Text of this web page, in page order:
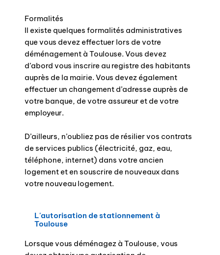
Formalités
Il existe quelques formalités administratives
que vous devez effectuer lors de votre
déménagement à Toulouse. Vous devez
d’abord vous inscrire au registre des habitants
auprès de la mairie. Vous devez également
effectuer un changement d’adresse auprès de
votre banque, de votre assureur et de votre
employeur.
D’ailleurs, n’oubliez pas de résilier vos contrats
de services publics (électricité, gaz, eau,
téléphone, internet) dans votre ancien
logement et en souscrire de nouveaux dans
votre nouveau logement.
L'autorisation de stationnement à
Toulouse
Lorsque vous déménagez à Toulouse, vous